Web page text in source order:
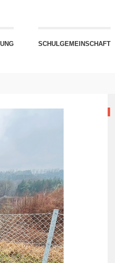
SCHULGEMEINSCHAFT